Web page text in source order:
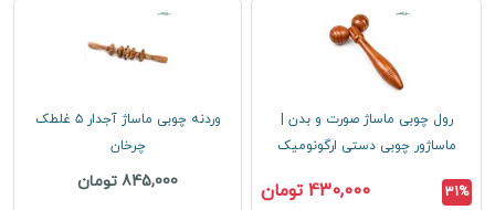
رول چوبی ماساژ صورت و بدن |
ماساژور چوبی دستی ارگونومیک
31% 430,000 تومان
وردنه چوبی ماساژ آجدار ۵ غلطک
چرخان
845,000 تومان